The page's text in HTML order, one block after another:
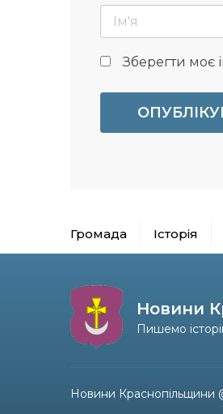
Зберегти моє
Громада Історія
Новини
Пишемо
Новини Краснопільщини